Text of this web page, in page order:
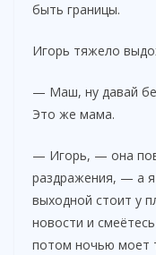
быть границы.
Игорь тяжело
— Маш, ну давай
Это же мама.
— Игорь, — она
раздражения, — а
выходной стоит у
новости и
потом ночью моет